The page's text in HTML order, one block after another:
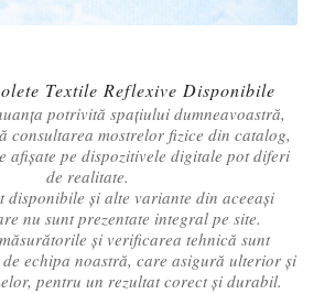
Textile Reflexive Disponibile
potrivită spațiului dumneavoastră,
consultarea mostrelor fizice din catalog,
afișate pe dispozitivele digitale pot diferi
de realitate.
disponibile și alte variante din aceeași
nu sunt prezentate integral pe site.
și verificarea tehnică sunt
echipa noastră, care asigură ulterior și
pentru un rezultat corect și durabil.